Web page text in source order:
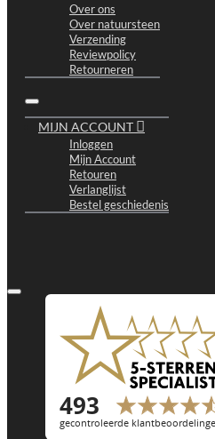
Over ons
Over natuursteen
Verzending
Reviewpolicy
Retourneren
MIJN ACCOUNT
Inloggen
Mijn Account
Retouren
Verlanglijst
Bestel geschiedenis